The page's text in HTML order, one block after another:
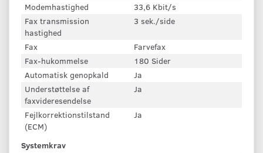
Modemhastighed
33,6 Kbit/s
Fax transmission
hastighed
3 sek./side
Fax
Farvefax
Fax-hukommelse
180 Sider
Automatisk genopkald
Ja
Understøttelse af
faxvideresendelse
Ja
Fejlkorrektionstilstand
(ECM)
Ja
Systemkrav